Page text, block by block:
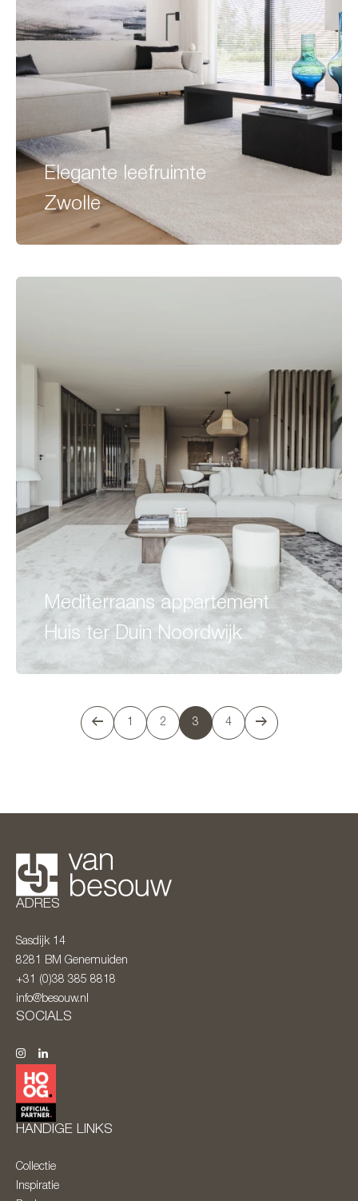
Elegante leefruimte
Zwolle
Mediterraans appartement
Huis ter Duin Noordwijk
1 2 3 4
ADRES
Sasdijk 14
8281 BM Genemuiden
+31 (0)38 385 8818
info@besouw.nl
SOCIALS
HANDIGE LINKS
Collectie
Inspiratie